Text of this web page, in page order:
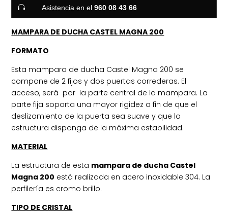
 Asistencia en el960 08 43 66
MAMPARA DE DUCHA CASTEL MAGNA 200
FORMATO
Esta mampara de ducha Castel Magna 200 se
compone de 2 fijos y dos puertas correderas. El
acceso, será por la parte central de la mampara. La
parte fija soporta una mayor rigidez a fin de que el
deslizamiento de la puerta sea suave y que la
estructura disponga de la máxima estabilidad.
MATERIAL
La estructura de esta mampara de ducha Castel
Magna 200 está realizada en acero inoxidable 304. La
perfilería es cromo brillo.
TIPO DE CRISTAL